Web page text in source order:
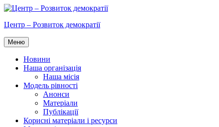
Перейти
вмісту
Центр – Розвиток демократії
Меню
Новини
Наша організація
Наша місія
Модель рівності
Анонси
Матеріали
Публікації
Корисні матеріали і ресурси